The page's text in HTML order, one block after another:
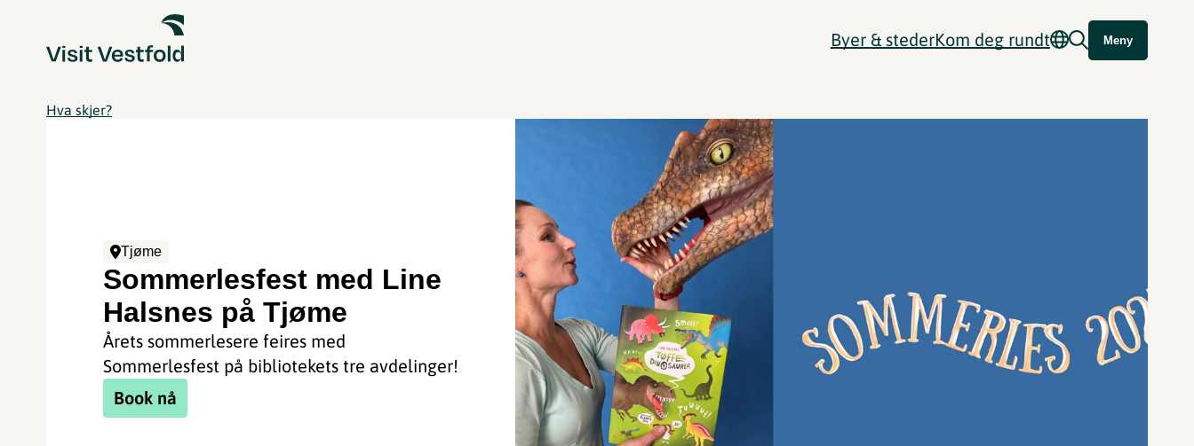
Byer & stederKom deg rundt Meny
Hva skjer?
Tjøme
Sommerlesfest med Line
Halsnes på Tjøme
Årets sommerlesere feires med
Sommerlesfest på bibliotekets tre avdelinger!
Book nå